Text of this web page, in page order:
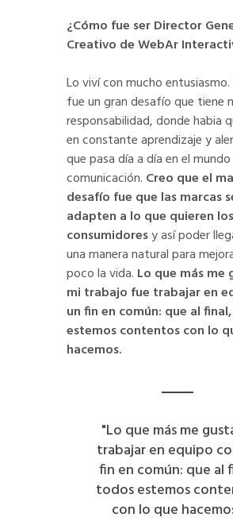
¿Cómo fue ser Director
Creativo de WebAr
Lo viví con mucho entusiasmo.
fue un gran desafío que tiene
responsabilidad, donde habia
en constante aprendizaje y
que pasa día a día en el
comunicación. Creo que el
desafío fue que las marcas
adapten a lo que quieren los
consumidoresy así poder
una manera natural para
poco la vida. Lo que más me
mi trabajo fue trabajar en
un fin en común: que al
estemos contentos con lo
hacemos.
"Lo que más me
trabajar en equipo
fin en común: que al
todos estemos
con lo que